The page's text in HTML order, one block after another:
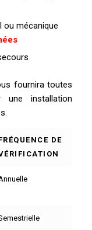
ou mécanique
fournira toutes
une installation
DE